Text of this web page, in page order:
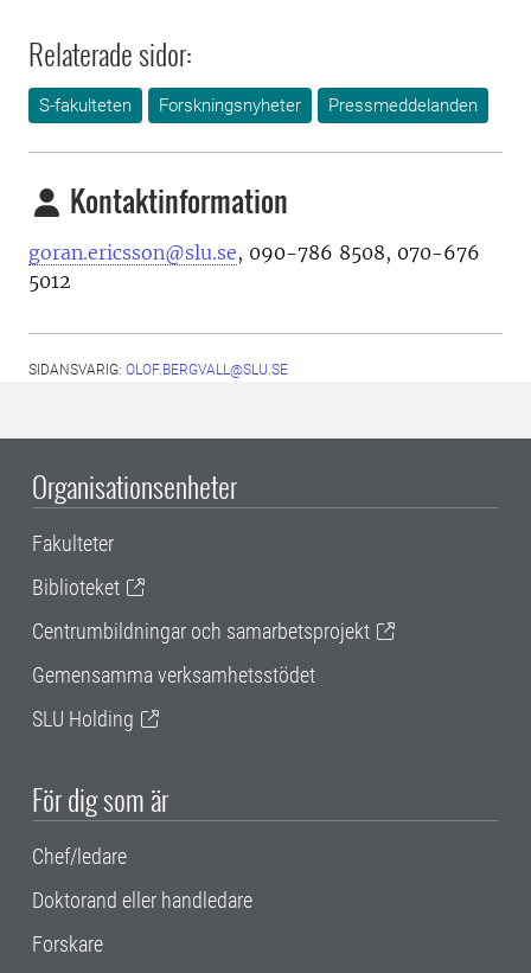
Relaterade sidor:
S-fakulteten Forskningsnyheter Pressmeddelanden
Kontaktinformation
goran.ericsson@slu.se, 090-786 8508, 070-676
5012
SIDANSVARIG: OLOF.BERGVALL@SLU.SE
Organisationsenheter
Fakulteter
Biblioteket
Centrumbildningar och samarbetsprojekt
Gemensamma verksamhetsstödet
SLU Holding
För dig som är
Chef/ledare
Doktorand eller handledare
Forskare